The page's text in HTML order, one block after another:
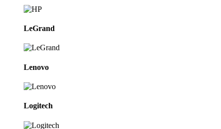
LeGrand
Lenovo
Logitech